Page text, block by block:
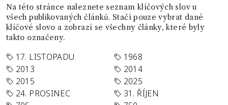
Na této stránce naleznete seznam klíčových slov u
všech publikovaných článků. Stačí pouze vybrat dané
klíčové slovo a zobrazí se všechny články, které byly
takto označeny.
17. LISTOPADU
1968
2013
2014
2015
2025
24. PROSINEC
31. ŘÍJEN